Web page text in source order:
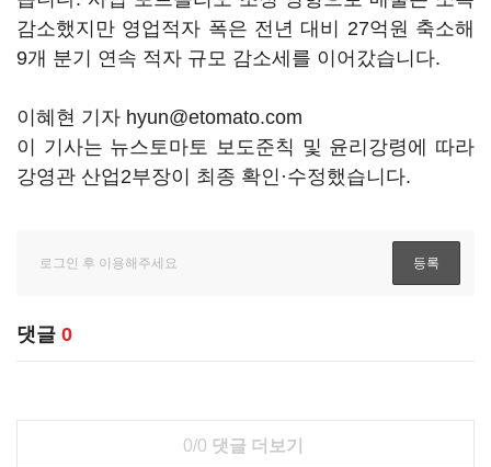
감소했지만 영업적자 폭은 전년 대비 27억원 축소해
9개 분기 연속 적자 규모 감소세를 이어갔습니다.
이혜현 기자 hyun@etomato.com
이 기사는 뉴스토마토 보도준칙 및 윤리강령에 따라
강영관 산업2부장이 최종 확인·수정했습니다.
댓글 0
0/0 댓글 더보기